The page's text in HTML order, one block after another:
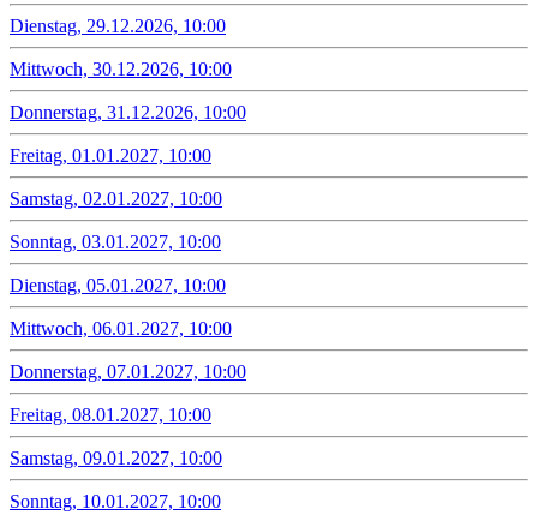
Dienstag, 29.12.2026, 10:00
Mittwoch, 30.12.2026, 10:00
Donnerstag, 31.12.2026, 10:00
Freitag, 01.01.2027, 10:00
Samstag, 02.01.2027, 10:00
Sonntag, 03.01.2027, 10:00
Dienstag, 05.01.2027, 10:00
Mittwoch, 06.01.2027, 10:00
Donnerstag, 07.01.2027, 10:00
Freitag, 08.01.2027, 10:00
Samstag, 09.01.2027, 10:00
Sonntag, 10.01.2027, 10:00